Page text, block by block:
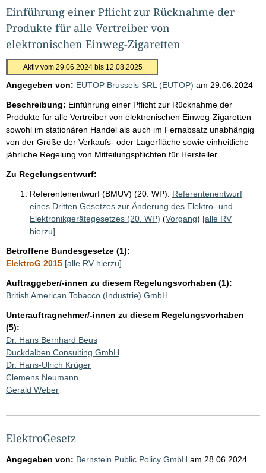
Einführung einer Pflicht zur Rücknahme der
Produkte für alle Vertreiber von
elektronischen Einweg-Zigaretten
Aktiv vom 29.06.2024 bis 12.08.2025
Angegeben von: EUTOP Brussels SRL (EUTOP) am 29.06.2024
Beschreibung: Einführung einer Pflicht zur Rücknahme der
Produkte für alle Vertreiber von elektronischen Einweg-Zigaretten
sowohl im stationären Handel als auch im Fernabsatz unabhängig
von der Größe der Verkaufs- oder Lagerfläche sowie einheitliche
jährliche Regelung von Mitteilungspflichten für Hersteller.
Zu Regelungsentwurf:
Referentenentwurf (BMUV) (20. WP): Referentenentwurf
eines Dritten Gesetzes zur Änderung des Elektro- und
Elektronikgerätegesetzes (20. WP) (Vorgang) [alle RV
hierzu]
Betroffene Bundesgesetze (1):
ElektroG 2015 [alle RV hierzu]
Auftraggeber/-innen zu diesem Regelungsvorhaben (1):
British American Tobacco (Industrie) GmbH
Unterauftragnehmer/-innen zu diesem Regelungsvorhaben
(5):
Dr. Hans Bernhard Beus
Duckdalben Consulting GmbH
Dr. Hans-Ulrich Krüger
Clemens Neumann
Gerald Weber
ElektroGesetz
Angegeben von: Bernstein Public Policy GmbH am 28.06.2024